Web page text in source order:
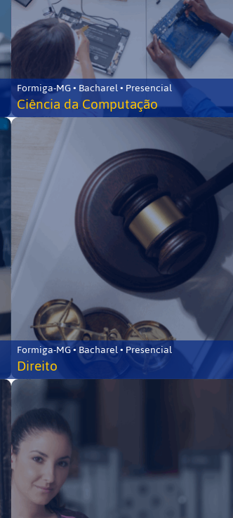
Formiga-MG • Bacharel • Presencial
Ciência da Computação
Formiga-MG • Bacharel • Presencial
Direito